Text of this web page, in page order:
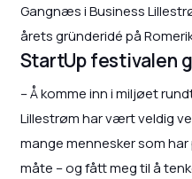
Gangnæs i Business
årets gründeridé på
StartUp festivalen
– Å komme inn i miljøet
Lillestrøm har vært veldig
mange mennesker som
måte – og fått meg til å